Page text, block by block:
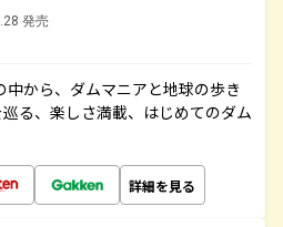
発売
から、ダムマニアと地球の歩き
る、楽しさ満載、はじめてのダム
詳細を見る